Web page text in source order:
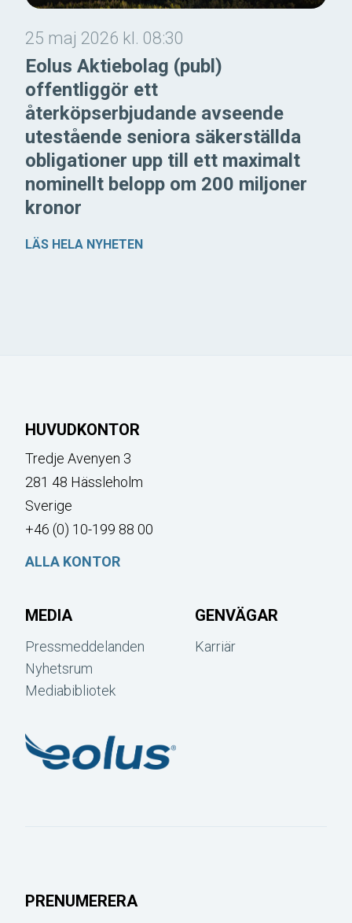
25 maj 2026 kl. 08:30
Eolus Aktiebolag (publ)
offentliggör ett
återköpserbjudande avseende
utestående seniora säkerställda
obligationer upp till ett maximalt
nominellt belopp om 200 miljoner
kronor
LÄS HELA NYHETEN
HUVUDKONTOR
Tredje Avenyen 3
281 48 Hässleholm
Sverige
+46 (0) 10-199 88 00
ALLA KONTOR
MEDIA
Pressmeddelanden
Nyhetsrum
Mediabibliotek
GENVÄGAR
Karriär
PRENUMERERA